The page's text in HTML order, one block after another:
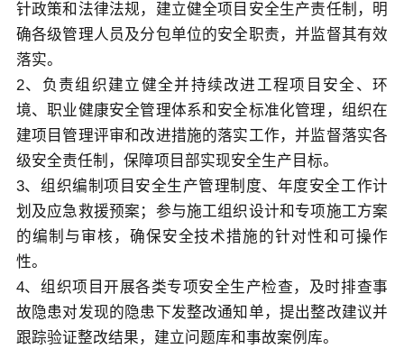
行业案例
培训
人力服务
新闻中心
关于佳保
EN
针政策和法律法规，建立健全项目安全生产责任制，明
确各级管理人员及分包单位的安全职责，并监督其有效
落实。
2、负责组织建立健全并持续改进工程项目安全、环
境、职业健康安全管理体系和安全标准化管理，组织在
建项目管理评审和改进措施的落实工作，并监督落实各
级安全责任制，保障项目部实现安全生产目标。
3、组织编制项目安全生产管理制度、年度安全工作计
划及应急救援预案；参与施工组织设计和专项施工方案
的编制与审核，确保安全技术措施的针对性和可操作
性。
4、组织项目开展各类专项安全生产检查，及时排查事
故隐患对发现的隐患下发整改通知单，提出整改建议并
跟踪验证整改结果，建立问题库和事故案例库。